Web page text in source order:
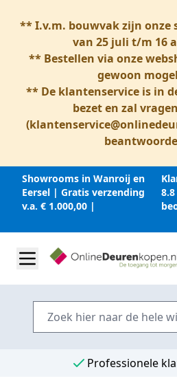
** I.v.m. bouwvak zijn onze
van 25 juli t/m 16
** Bestellen via onze
gewoon
** De klantenservice is in
bezet en zal
(
Showrooms in Wanroij en
Eersel | Gratis verzending
v.a. € 1.000,00 |
Professionele